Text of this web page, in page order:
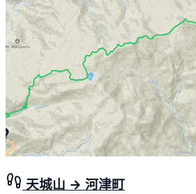
天城山 → 河津町